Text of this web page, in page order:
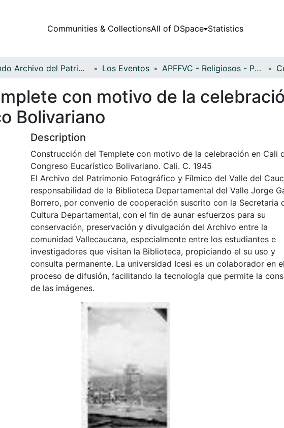
Communities & CollectionsAll of DSpace Statistics
Fondo Archivo del Patrimonio Fotográfico y Fílmico del Valle del Cauca Los Eventos APFFVC - Religiosos - Patrimonial
con motivo de la
Bolivariano
Description
Construcción del Templete con motivo de la celebración en Cali
Congreso Eucarístico Bolivariano. Cali. C. 1945
El Archivo del Patrimonio Fotográfico y Fílmico del Valle del
responsabilidad de la Biblioteca Departamental del Valle Jorge
Borrero, por convenio de cooperación suscrito con la Secretaria
Cultura Departamental, con el fin de aunar esfuerzos para su
conservación, preservación y divulgación del Archivo entre la
comunidad Vallecaucana, especialmente entre los estudiantes e
investigadores que visitan la Biblioteca, propiciando el su uso y
consulta permanente. La universidad Icesi es un colaborador en el
proceso de difusión, facilitando la tecnología que permite la
de las imágenes.